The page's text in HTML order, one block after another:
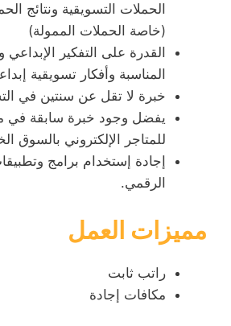
الحملات التسويقية ونتائج
(خاصة الحملات الممولة)
القدرة على التفكير الإبداعي
المناسبة وأفكار تسويقية
خبرة لا تقل عن سنتين في
يفضل وجود خبرة سابقة في
للمتاجر الإلكتروني بالسوق
إجادة إستخدام برامج
الرقمي.
مميزات العمل
راتب ثابت
مكافات إجادة